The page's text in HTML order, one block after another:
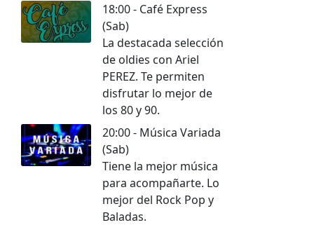
18:00 - Café Express
(Sab)
La destacada selección
de oldies con Ariel
PEREZ. Te permiten
disfrutar lo mejor de
los 80 y 90.
20:00 - Música Variada
(Sab)
Tiene la mejor música
para acompañarte. Lo
mejor del Rock Pop y
Baladas.